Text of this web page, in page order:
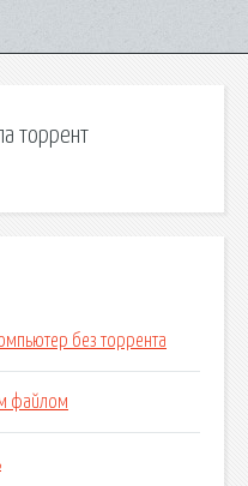
торрент
без торрента
файлом